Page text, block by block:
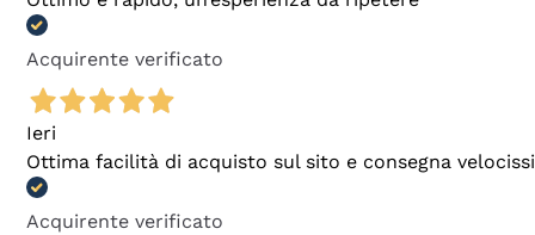
Acquirente verificato
Ieri
Ottima facilità di acquisto sul sito e consegna
Acquirente verificato